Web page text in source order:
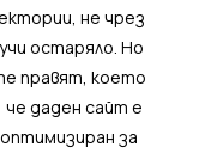
не чрез
остаряло. Но
правят, което
даден сайт е
за